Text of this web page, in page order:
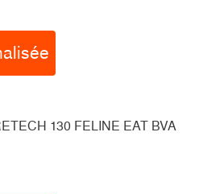
130 FELINE EAT BVA